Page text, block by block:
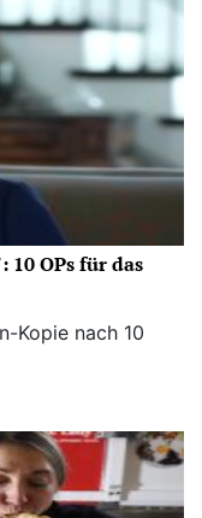
OPs für das
Kopie nach 10